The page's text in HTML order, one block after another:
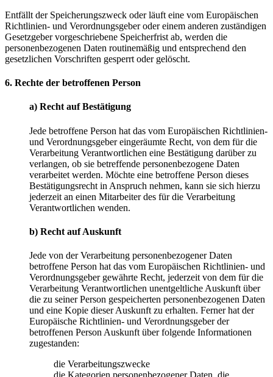
Entfällt der Speicherungszweck oder läuft eine vom Europäischen
Richtlinien- und Verordnungsgeber oder einem anderen zuständigen
Gesetzgeber vorgeschriebene Speicherfrist ab, werden die
personenbezogenen Daten routinemäßig und entsprechend den
gesetzlichen Vorschriften gesperrt oder gelöscht.
6. Rechte der betroffenen Person
a) Recht auf Bestätigung
Jede betroffene Person hat das vom Europäischen Richtlinien-
und Verordnungsgeber eingeräumte Recht, von dem für die
Verarbeitung Verantwortlichen eine Bestätigung darüber zu
verlangen, ob sie betreffende personenbezogene Daten
verarbeitet werden. Möchte eine betroffene Person dieses
Bestätigungsrecht in Anspruch nehmen, kann sie sich hierzu
jederzeit an einen Mitarbeiter des für die Verarbeitung
Verantwortlichen wenden.
b) Recht auf Auskunft
Jede von der Verarbeitung personenbezogener Daten
betroffene Person hat das vom Europäischen Richtlinien- und
Verordnungsgeber gewährte Recht, jederzeit von dem für die
Verarbeitung Verantwortlichen unentgeltliche Auskunft über
die zu seiner Person gespeicherten personenbezogenen Daten
und eine Kopie dieser Auskunft zu erhalten. Ferner hat der
Europäische Richtlinien- und Verordnungsgeber der
betroffenen Person Auskunft über folgende Informationen
zugestanden:
die Verarbeitungszwecke